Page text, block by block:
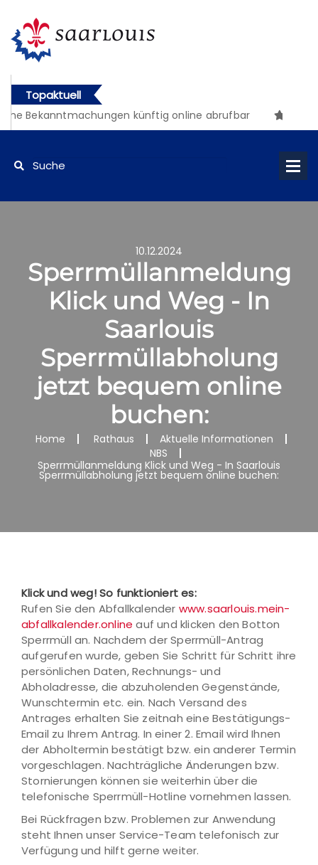
Topaktuell
Bekanntmachungen künftig online abrufbar
10.12.2024
Sperrmüllanmeldung
Klick und Weg - In
Saarlouis
Sperrmüllabholung
jetzt bequem online
buchen:
Home Rathaus
Aktuelle Informationen
NBS
Sperrmüllanmeldung Klick und Weg - In Saarlouis
Sperrmüllabholung jetzt bequem online buchen:
Klick und weg! So funktioniert es:
Rufen Sie den Abfallkalender www.saarlouis.mein-
abfallkalender.online auf und klicken den Botton
Sperrmüll an. Nachdem der Sperrmüll-Antrag
aufgerufen wurde, geben Sie Schritt für Schritt ihre
persönlichen Daten, Rechnungs- und
Abholadresse, die abzuholenden Gegenstände,
Wunschtermin etc. ein. Nach Versand des
Antrages erhalten Sie zeitnah eine Bestätigungs-
Email zu Ihrem Antrag. In einer 2. Email wird Ihnen
der Abholtermin bestätigt bzw. ein anderer Termin
vorgeschlagen. Nachträgliche Änderungen bzw.
Stornierungen können sie weiterhin über die
telefonische Sperrmüll-Hotline vornehmen lassen.
Bei Rückfragen bzw. Problemen zur Anwendung
steht Ihnen unser Service-Team telefonisch zur
Verfügung und hilft gerne weiter.